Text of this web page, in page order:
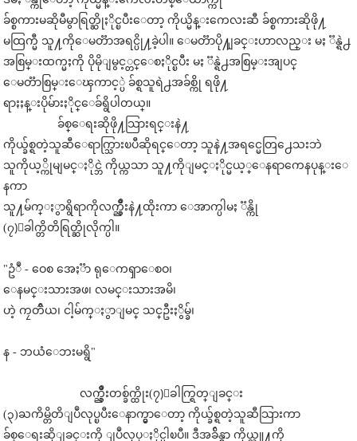
ခ်စ္စကားမဆိုမီမွာရြတ္ဆိုႏိုင္ၿပီးေတာ့ ကိုယ္မိန္းကေလးဆီ ခ်စ္စကားဆိုဖို႔
မထြက္မီ သူ႔ကိုေမတၱာအရင္ပို႔ခဲ့ပါ။ ေမတၱာပို႔ျခင္းဟာလည္း မႏ ၱန္ရဲ႕
အစြမ္းထက္မႈကို ပိုမိုျမွင့္တင္ေစႏိုင္ၿပီး မႏ ၱန္ရဲ႕အစြမ္းအျပင္
ေမတၱာစြမ္းေၾကာင့္ပဲ ခ်စ္ရသူရဲ႕အခ်စ္ကို ရဖို႔
ရာႏႈန္းပိုမ်ားႏိုင္ေခ်ရွိပါတယ္။
ခ်စ္ေရးဆိုဖို႔သြားရင္းနဲ႔
ကိုယ္ခ်စ္ရတဲ့သူဆီေရာက္သြားၿပီဆိုရင္ေတာ့ သူနဲ႔အရင္မေတြ႕ေသးဘဲ
သူကိုယ့္ကိုမျမင္ႏိုင္ဘဲ ကိုယ္ကသာ သူ႔ကိုျမင္ႏိုင္မယ့္ေနရာကေနပုန္းေ
နကာ
သူ႔မ်က္ႏွာရွိရာကိုလက္ညွိဳးနဲ႔ထိုးကာ ေအာက္ပါမႏ ၱန္ကို
(၇)ေခါက္တိတိရြတ္ဆိုလိုက္ပါ။
"ဥံဳ - ဝေစ အေႏၱာ ရုေကၡာေစဝ၊
ေနမင္းသားအဖ၊ လမင္းသားအမိ၊
ဟဲ့ ကၠတၳိယ၊ ငါ့မ်က္ႏွာျမင္ သင္ဦးႏွိမ္ခ်၊
န - ဘယံေဘးမရွိ"
လက္ညွိဳးတစ္ခ်က္ထိုး(၇)ေခါက္ရြတ္ျခင္း
(၃)ႀကိမ္တိတိျပဳလုပ္ၿပီးေနာက္မွာေတာ့ ကိုယ္ခ်စ္ရတဲ့သူဆီသြားကာ
ခ်စ္ေရးဆိုျခင္းကို ျပဳလုပ္ႏိုင္ပါၿပီ။ ဒီအခ်ိန္မွာ ကိုယ္သူ႔ကို